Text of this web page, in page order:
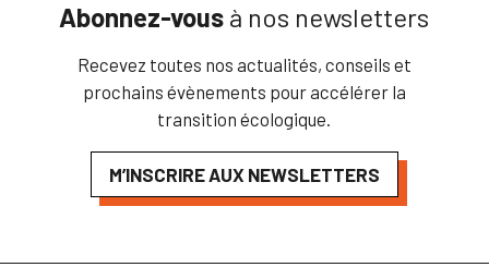
Abonnez-vous à nos newsletters
Recevez toutes nos actualités, conseils et
prochains évènements pour accélérer la
transition écologique.
M’INSCRIRE AUX NEWSLETTERS